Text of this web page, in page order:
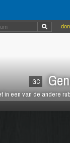
GC
in een van de andere